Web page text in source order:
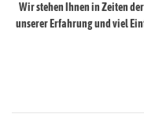
Wir stehen Ihnen in Zeiten
unserer Erfahrung und viel